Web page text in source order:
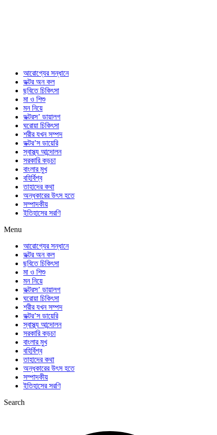
আরোগ্যের সন্ধানে
ডক্টর অন কল
ছবিতে চিকিৎসা
মা ও শিশু
মন নিয়ে
ডক্টরস’ ডায়ালগ
ঘরোয়া চিকিৎসা
শরীর যখন সম্পদ
ডক্টর’স ডায়েরি
স্বাস্থ্য আন্দোলন
সরকারি কড়চা
বাংলার মুখ
বহির্বিশ্ব
তাহাদের কথা
অন্ধকারের উৎস হতে
সম্পাদকীয়
ইতিহাসের সরণি
Menu
আরোগ্যের সন্ধানে
ডক্টর অন কল
ছবিতে চিকিৎসা
মা ও শিশু
মন নিয়ে
ডক্টরস’ ডায়ালগ
ঘরোয়া চিকিৎসা
শরীর যখন সম্পদ
ডক্টর’স ডায়েরি
স্বাস্থ্য আন্দোলন
সরকারি কড়চা
বাংলার মুখ
বহির্বিশ্ব
তাহাদের কথা
অন্ধকারের উৎস হতে
সম্পাদকীয়
ইতিহাসের সরণি
Search